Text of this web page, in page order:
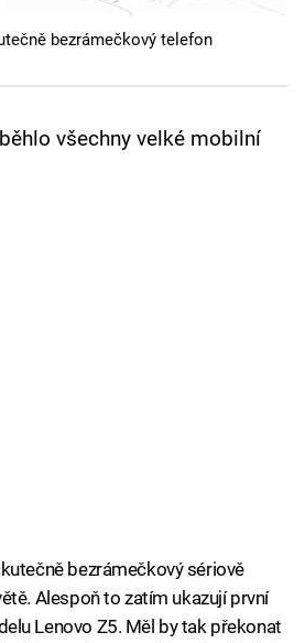
bezrámečkový telefon
všechny velké mobilní
bezrámečkový sériově
Alespoň to zatím ukazují první
Lenovo Z5. Měl by tak překonat